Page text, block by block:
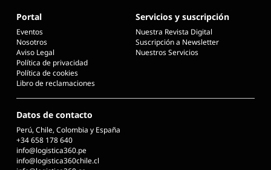
Portal
Eventos
Nosotros
Aviso Legal
Política de privacidad
Política de cookies
Libro de reclamaciones
Servicios y suscripción
Nuestra Revista Digital
Suscripción a Newsletter
Nuestros Servicios
Datos de contacto
Perú, Chile, Colombia y España
+34 658 178 640
info@logistica360.pe
info@logistica360chile.cl